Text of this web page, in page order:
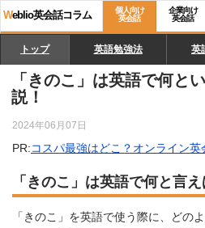
Weblio英会話コラム
個人向け
英会話
企業向け
英会話
トップ 英語勉強法 英
「きのこ」は英語で何と
説！
2024年06月07日
PR:コスパ最強はどこ？オンライン
「きのこ」は英語で何と言
「きのこ」を英語で使う際に、どの